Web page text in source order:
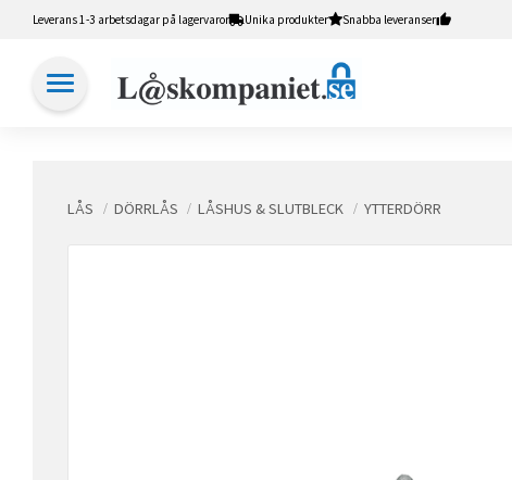
Leverans 1-3 arbetsdagar på lagervaror Unika produkter Snabba leveranser
LÅS DÖRRLÅS LÅSHUS & SLUTBLECK YTTERDÖRR